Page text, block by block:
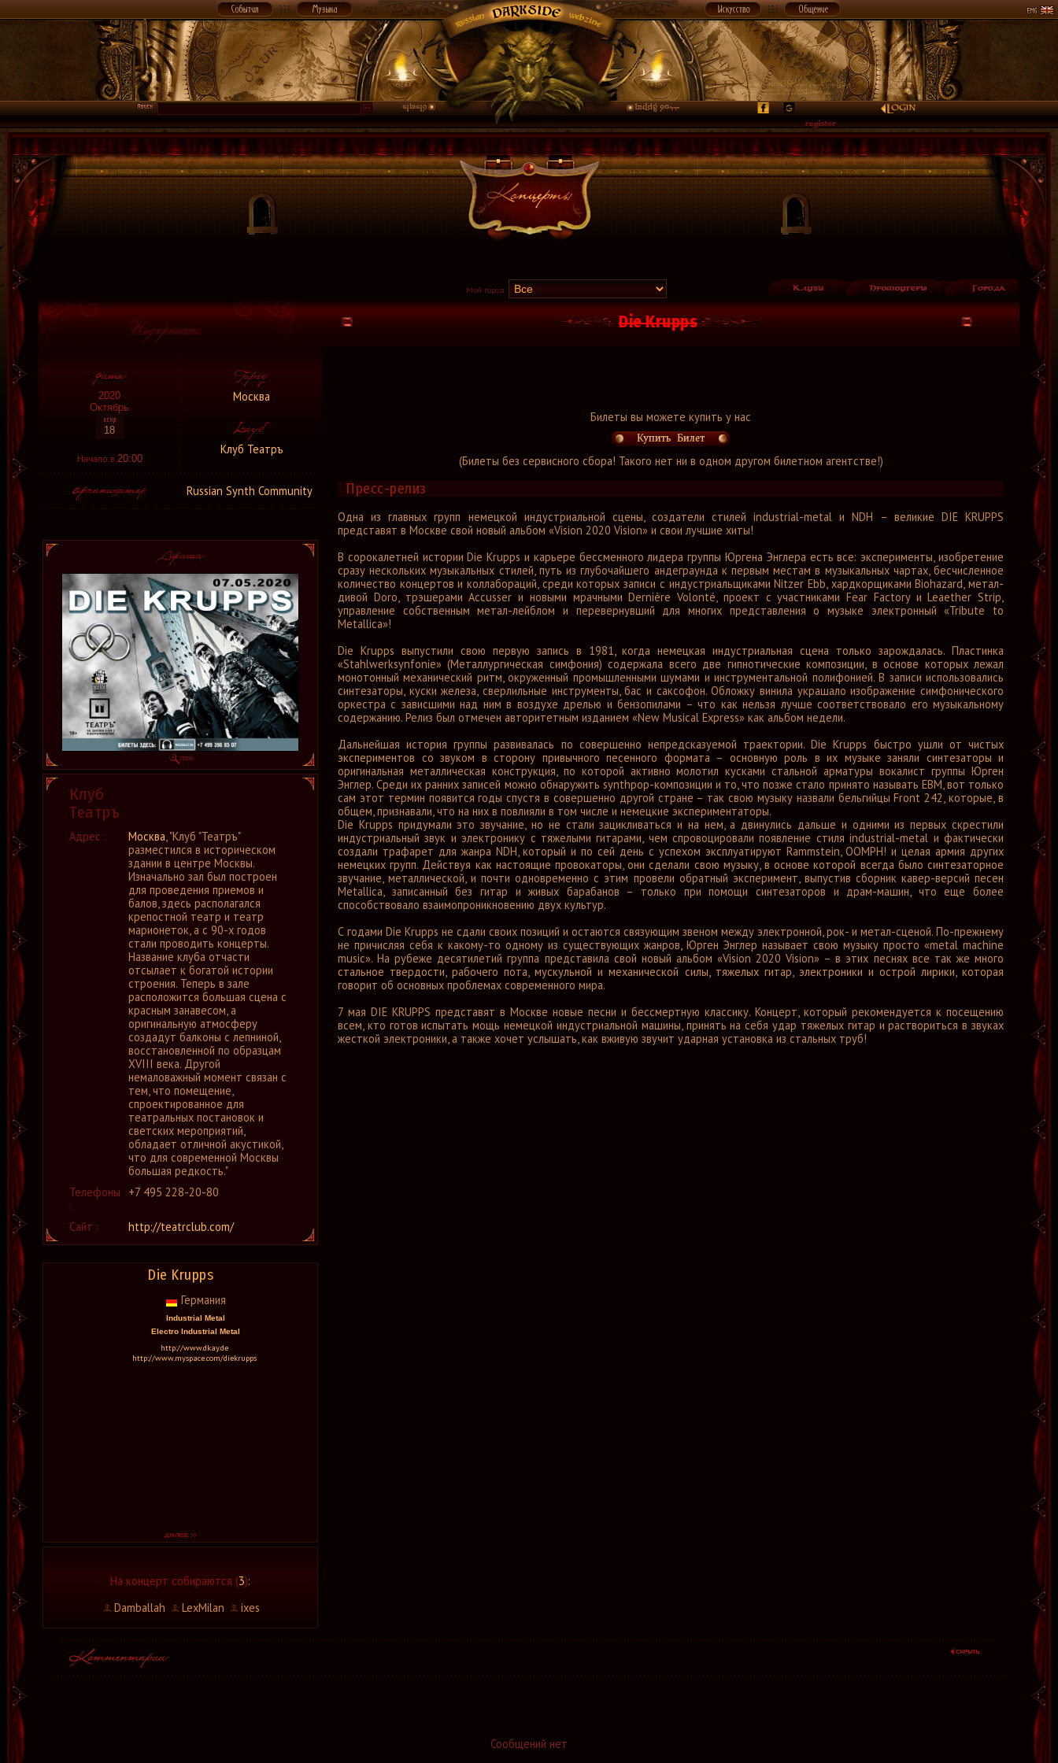
Мой город:
Die Krupps
2020
Октябрь
18
Начало в 20:00
Москва
Клуб Театръ
Russian Synth Community
Клуб
Театръ
Адрес : Москва, "Клуб "Театръ"
разместился в историческом
здании в центре Москвы.
Изначально зал был построен
для проведения приемов и
балов, здесь располагался
крепостной театр и театр
марионеток, а с 90-х годов
стали проводить концерты.
Название клуба отчасти
отсылает к богатой истории
строения. Теперь в зале
расположится большая сцена с
красным занавесом, а
оригинальную атмосферу
создадут балконы с лепниной,
восстановленной по образцам
XVIII века. Другой
немаловажный момент связан с
тем, что помещение,
спроектированное для
театральных постановок и
светских мероприятий,
обладает отличной акустикой,
что для современной Москвы
большая редкость."
Телефоны
:
+7 495 228-20-80
Сайт : http://teatrclub.com/
Die Krupps
Германия
Industrial Metal
Electro Industrial Metal
http://www.dkay.de
http://www.myspace.com/diekrupps
На концерт собираются (3):
Damballah
LexMilan ixes
Билеты вы можете купить у нас
(Билеты без сервисного сбора! Такого нет ни в одном другом билетном агентстве!)
Пресс-релиз
Одна из главных групп немецкой индустриальной сцены, создатели стилей industrial-metal и NDH – великие DIE KRUPPS
представят в Москве свой новый альбом «Vision 2020 Vision» и свои лучшие хиты!
В сорокалетней истории Die Krupps и карьере бессменного лидера группы Юргена Энглера есть все: эксперименты, изобретение
сразу нескольких музыкальных стилей, путь из глубочайшего андеграунда к первым местам в музыкальных чартах, бесчисленное
количество концертов и коллабораций, среди которых записи с индустриальщиками Nitzer Ebb, хардкорщиками Biohazard, метал-
дивой Doro, трэшерами Accusser и новыми мрачными Dernière Volonté, проект с участниками Fear Factory и Leaether Strip,
управление собственным метал-лейблом и перевернувший для многих представления о музыке электронный «Tribute to
Metallica»!
Die Krupps выпустили свою первую запись в 1981, когда немецкая индустриальная сцена только зарождалась. Пластинка
«Stahlwerksynfonie» (Металлургическая симфония) содержала всего две гипнотические композиции, в основе которых лежал
монотонный механический ритм, окруженный промышленными шумами и инструментальной полифонией. В записи использовались
синтезаторы, куски железа, сверлильные инструменты, бас и саксофон. Обложку винила украшало изображение симфонического
оркестра с зависшими над ним в воздухе дрелью и бензопилами – что как нельзя лучше соответствовало его музыкальному
содержанию. Релиз был отмечен авторитетным изданием «New Musical Express» как альбом недели.
Дальнейшая история группы развивалась по совершенно непредсказуемой траектории. Die Krupps быстро ушли от чистых
экспериментов со звуком в сторону привычного песенного формата – основную роль в их музыке заняли синтезаторы и
оригинальная металлическая конструкция, по которой активно молотил кусками стальной арматуры вокалист группы Юрген
Энглер. Среди их ранних записей можно обнаружить synthpop-композиции и то, что позже стало принято называть EBM, вот только
сам этот термин появится годы спустя в совершенно другой стране – так свою музыку назвали бельгийцы Front 242, которые, в
общем, признавали, что на них в повлияли в том числе и немецкие экспериментаторы.
Die Krupps придумали это звучание, но не стали зацикливаться и на нем, а двинулись дальше и одними из первых скрестили
индустриальный звук и электронику с тяжелыми гитарами, чем спровоцировали появление стиля industrial-metal и фактически
создали трафарет для жанра NDH, который и по сей день с успехом эксплуатируют Rammstein, OOMPH! и целая армия других
немецких групп. Действуя как настоящие провокаторы, они сделали свою музыку, в основе которой всегда было синтезаторное
звучание, металлической, и почти одновременно с этим провели обратный эксперимент, выпустив сборник кавер-версий песен
Metallica, записанный без гитар и живых барабанов – только при помощи синтезаторов и драм-машин, что еще более
способствовало взаимопроникновению двух культур.
С годами Die Krupps не сдали своих позиций и остаются связующим звеном между электронной, рок- и метал-сценой. По-прежнему
не причисляя себя к какому-то одному из существующих жанров, Юрген Энглер называет свою музыку просто «metal machine
music». На рубеже десятилетий группа представила свой новый альбом «Vision 2020 Vision» – в этих песнях все так же много
стальное твердости, рабочего пота, мускульной и механической силы, тяжелых гитар, электроники и острой лирики, которая
говорит об основных проблемах современного мира.
7 мая DIE KRUPPS представят в Москве новые песни и бессмертную классику. Концерт, который рекомендуется к посещению
всем, кто готов испытать мощь немецкой индустриальной машины, принять на себя удар тяжелых гитар и раствориться в звуках
жесткой электроники, а также хочет услышать, как вживую звучит ударная установка из стальных труб!
Сообщений нет